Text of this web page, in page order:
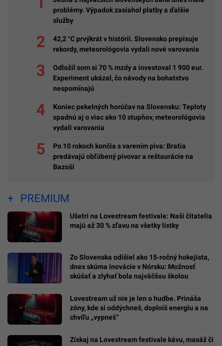
problémy. Výpadok zasiahol platby a ďalšie
služby
42,2 °C prvýkrát v histórii. Slovensko prepisuje
rekordy, meteorológovia vydali nové varovania
Odložil som si 70 % mzdy a investoval 1 900 eur.
Experiment ukázal, čo návody na bohatstvo
nespomínajú
Koniec pekelných horúčav na Slovensku: Teploty
spadnú aj o viac ako 10 stupňov, meteorológovia
vydali varovania
Po 10 rokoch končia s varením piva: Bratia
predávajú obľúbený pivovar a reštaurácie na
Bazoši
PREMIUM
Ušetri na Lovestream festivale: Naši čitatelia
majú až 30 % zľavu na všetky lístky
Zo Slovenska odišiel ako 15-ročný hokejista,
dnes skúma inovácie v Nórsku: Možnosť
skúšať a zlyhať bola najväčšou školou
Lovestream už nie je len o hudbe. Prináša
zóny, kde si oddýchneš, doplníš energiu a na
chvíľu „vypneš“
Získaj na Lovestream festivale kávu, masáž či